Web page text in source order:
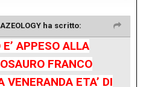
ha scritto:
APPESO ALLA
FRANCO
VENERANDA ETA’ DI